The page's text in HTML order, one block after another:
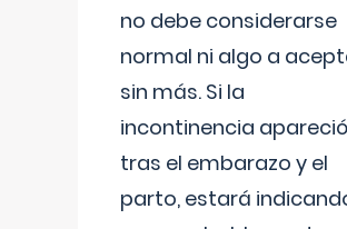
no debe considerarse
normal ni algo a
sin más. Si la
incontinencia apareció
tras el embarazo y el
parto, estará